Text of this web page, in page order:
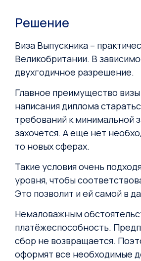
Решение
Виза Выпускника –
Великобритании. В
двухгодичное разрешение.
Главное преимущество
написания диплома
требований к минимальной
захочется. А еще нет
то новых сферах.
Такие условия очень
уровня, чтобы
Это позволит и ей самой в
Немаловажным
платёжеспособность.
сбор не возвращается.
оформят все необходимые